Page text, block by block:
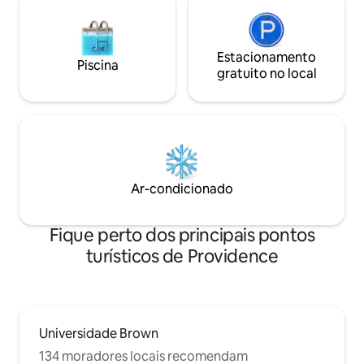
Piscina
Estacionamento
gratuito no local
Ar-condicionado
Fique perto dos principais pontos
turísticos de Providence
Universidade Brown
134 moradores locais recomendam